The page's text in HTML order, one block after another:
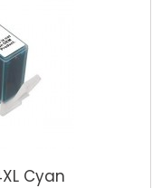
Cyan